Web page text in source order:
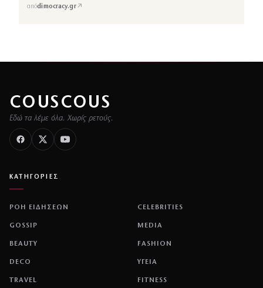
απόdimocracy.gr↗
COUSCOUS
Εδώ τα λέμε όλα. Χωρίς ρετούς.
ΚΑΤΗΓΟΡΙΕΣ
ΡΟΗ ΕΙΔΗΣΕΩΝ CELEBRITIES
GOSSIP MEDIA
BEAUTY FASHION
DECO ΥΓΕΙΑ
TRAVEL FITNESS